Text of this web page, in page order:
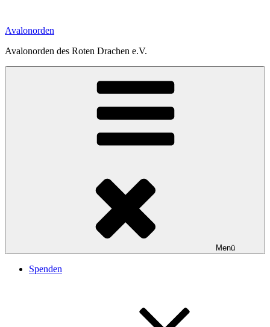
springen
Avalonorden
Avalonorden des Roten Drachen e.V.
Menü
Spenden